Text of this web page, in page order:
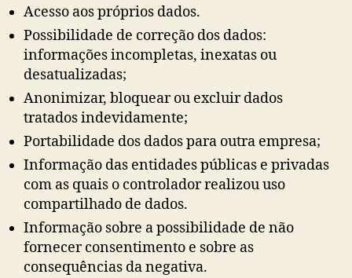
Acesso aos próprios dados.
Possibilidade de correção dos dados:
informações incompletas, inexatas ou
desatualizadas;
Anonimizar, bloquear ou excluir dados
tratados indevidamente;
Portabilidade dos dados para outra empresa;
Informação das entidades públicas e privadas
com as quais o controlador realizou uso
compartilhado de dados.
Informação sobre a possibilidade de não
fornecer consentimento e sobre as
consequências da negativa.